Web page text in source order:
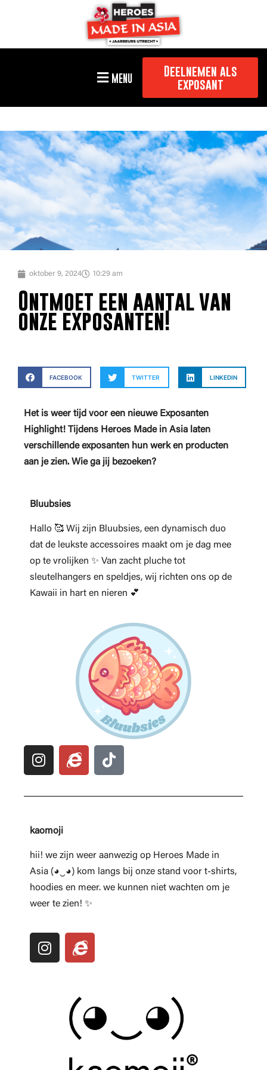
MENU
Deelnemen als
exposant
oktober 9, 2024 10:29 am
Ontmoet een aantal van
onze exposanten!
FACEBOOK TWITTER LINKEDIN
Het is weer tijd voor een nieuwe Exposanten
Highlight! Tijdens Heroes Made in Asia laten
verschillende exposanten hun werk en producten
aan je zien. Wie ga jij bezoeken?
Bluubsies
Hallo 🥰 Wij zijn Bluubsies, een dynamisch duo
dat de leukste accessoires maakt om je dag mee
op te vrolijken ✨ Van zacht pluche tot
sleutelhangers en speldjes, wij richten ons op de
Kawaii in hart en nieren 💕
kaomoji
hii! we zijn weer aanwezig op Heroes Made in
Asia (◕‿◕) kom langs bij onze stand voor t-shirts,
hoodies en meer. we kunnen niet wachten om je
weer te zien! ✨